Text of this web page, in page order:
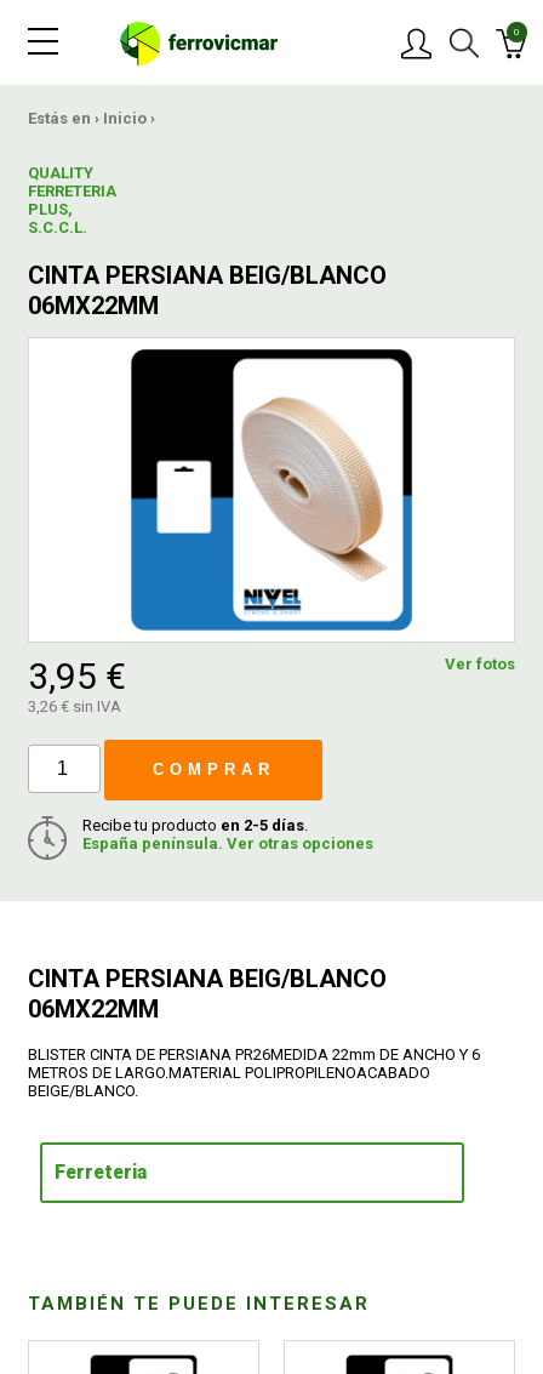
0
Estás en › Inicio ›
QUALITY
FERRETERIA
PLUS,
S.C.C.L.
CINTA PERSIANA BEIG/BLANCO
06MX22MM
Ver fotos
3,95 €
3,26 € sin IVA
COMPRAR
Recibe tu producto en 2-5 días.
España península. Ver otras opciones
CINTA PERSIANA BEIG/BLANCO
06MX22MM
BLISTER CINTA DE PERSIANA PR26MEDIDA 22mm DE ANCHO Y 6
METROS DE LARGO.MATERIAL POLIPROPILENOACABADO
BEIGE/BLANCO.
Ferreteria
TAMBIÉN TE PUEDE INTERESAR
OFERTAS
NOVEDADES
BLOG
CONTACTAR
FERROVICMAR
CATÁLOGOS
GUÍAS
FORMAS DE PAGO
CONDICIONES